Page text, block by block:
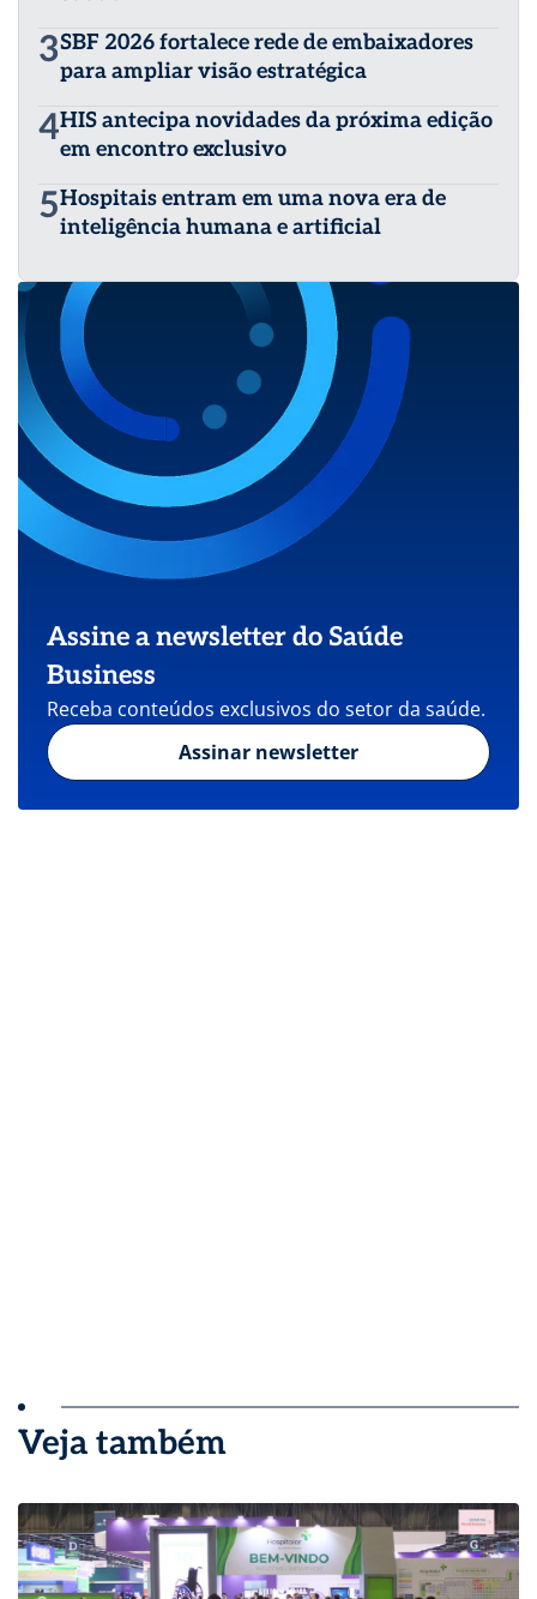
3SBF 2026 fortalece rede de embaixadores
para ampliar visão estratégica
4HIS antecipa novidades da próxima edição
em encontro exclusivo
5Hospitais entram em uma nova era de
inteligência humana e artificial
Assine a newsletter do Saúde
Business
Receba conteúdos exclusivos do setor da saúde.
Assinar newsletter
Veja também